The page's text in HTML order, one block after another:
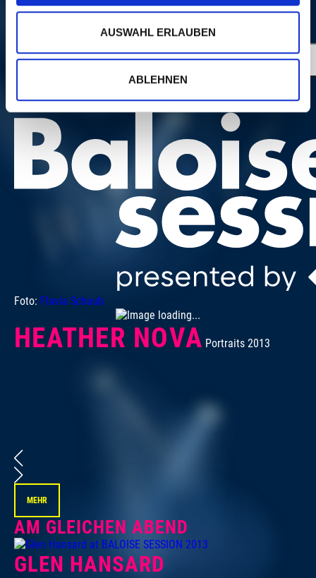
AUSWAHL ERLAUBEN
ABLEHNEN
MEHR
PORTRAITS
Foto: Flavia Schaub
HEATHER NOVA Portraits 2013
MEHR
AM GLEICHEN ABEND
GLEN HANSARD